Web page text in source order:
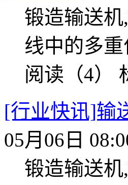
锻造输送机,
线中的多
阅读（4）
[行业快讯]输
05月06日
锻造输送机,